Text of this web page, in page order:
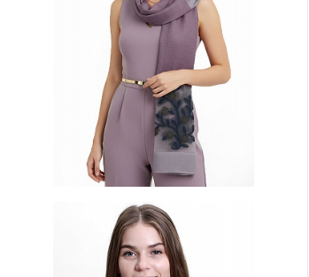
В избранное
Другие варианты товара
1-5 10-1
Цена по запросу